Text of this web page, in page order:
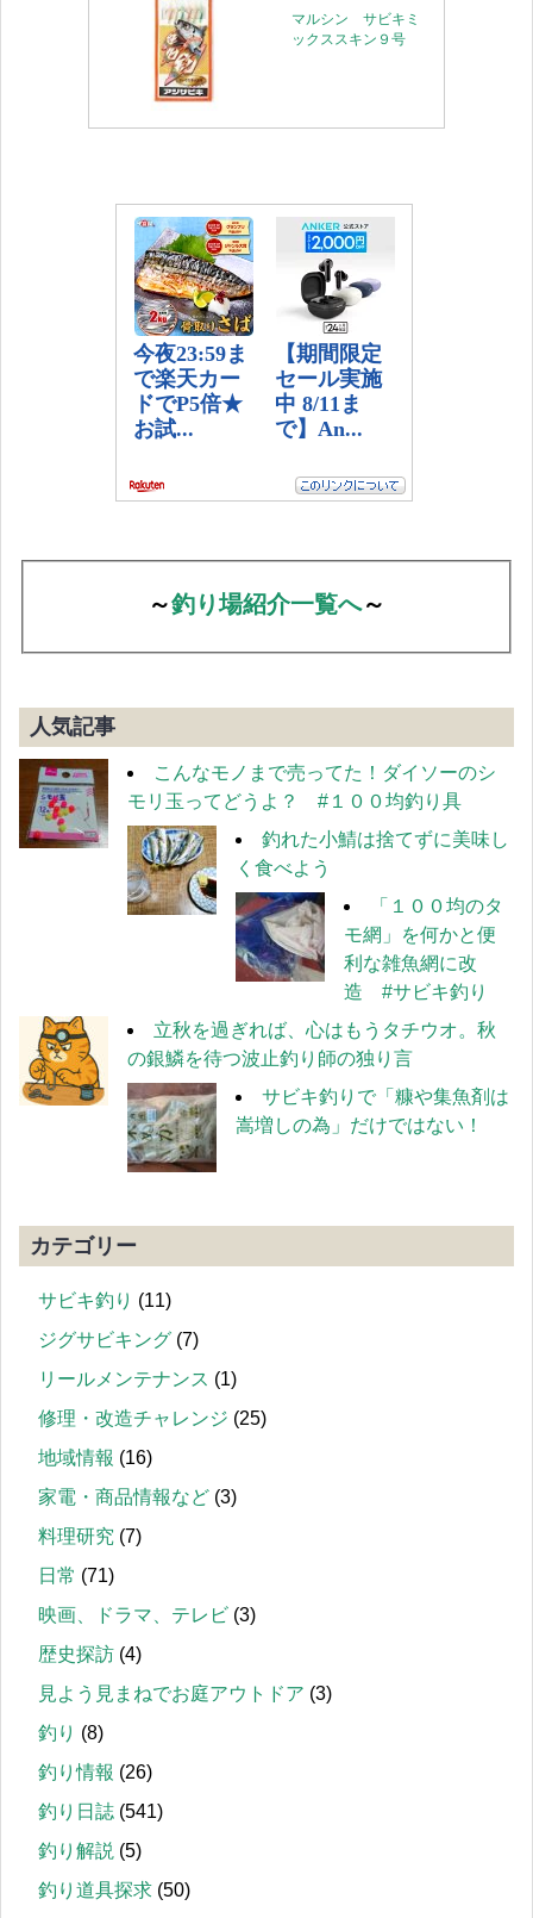
マルシン サビキミ
ックススキン９号
～釣り場紹介一覧へ～
人気記事
こんなモノまで売ってた！ダイソーのシ
モリ玉ってどうよ？ #１００均釣り具
釣れた小鯖は捨てずに美味し
く食べよう
「１００均のタ
モ網」を何かと便
利な雑魚網に改
造 #サビキ釣り
立秋を過ぎれば、心はもうタチウオ。秋
の銀鱗を待つ波止釣り師の独り言
サビキ釣りで「糠や集魚剤は
嵩増しの為」だけではない！
カテゴリー
サビキ釣り (11)
ジグサビキング (7)
リールメンテナンス (1)
修理・改造チャレンジ (25)
地域情報 (16)
家電・商品情報など (3)
料理研究 (7)
日常 (71)
映画、ドラマ、テレビ (3)
歴史探訪 (4)
見よう見まねでお庭アウトドア (3)
釣り (8)
釣り情報 (26)
釣り日誌 (541)
釣り解説 (5)
釣り道具探求 (50)